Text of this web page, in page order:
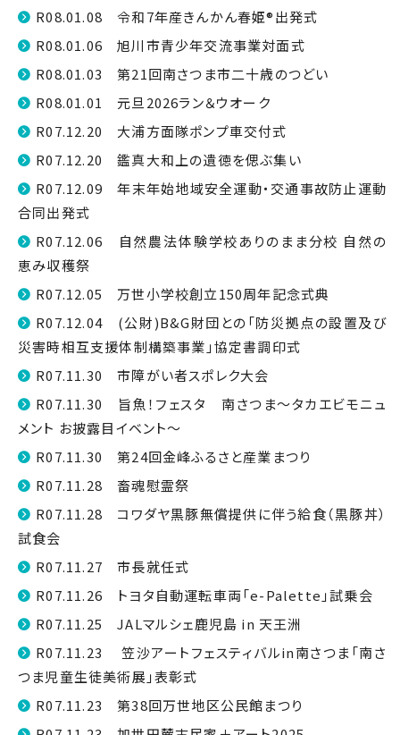
R08.01.08 令和7年産きんかん春姫®出発式
R08.01.06 旭川市青少年交流事業対面式
R08.01.03 第21回南さつま市二十歳のつどい
R08.01.01 元旦2026ラン＆ウオーク
R07.12.20 大浦方面隊ポンプ車交付式
R07.12.20 鑑真大和上の遺徳を偲ぶ集い
R07.12.09 年末年始地域安全運動・交通事故防止運動
合同出発式
R07.12.06 自然農法体験学校ありのまま分校 自然の
恵み収穫祭
R07.12.05 万世小学校創立150周年記念式典
R07.12.04 (公財)B&G財団との「防災拠点の設置及び
災害時相互支援体制構築事業」協定書調印式
R07.11.30 市障がい者スポレク大会
R07.11.30 旨魚！フェスタ 南さつま～タカエビモニュ
メント お披露目イベント～
R07.11.30 第24回金峰ふるさと産業まつり
R07.11.28 畜魂慰霊祭
R07.11.28 コワダヤ黒豚無償提供に伴う給食（黒豚丼）
試食会
R07.11.27 市長就任式
R07.11.26 トヨタ自動運転車両「e-Palette」試乗会
R07.11.25 JALマルシェ鹿児島 in 天王洲
R07.11.23 笠沙アートフェスティバルin南さつま「南さ
つま児童生徒美術展」表彰式
R07.11.23 第38回万世地区公民館まつり